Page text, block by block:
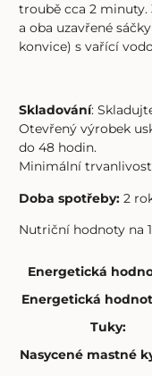
troubě cca 2 minuty.
a oba uzavřené
konvice) s vařící
Skladování:
Otevřený výrobek
do 48 hodin.
Minimální
Doba spotřeby: 2
Nutriční hodnoty na
Energetická
Energetická
Tuky:
Nasycené mastné